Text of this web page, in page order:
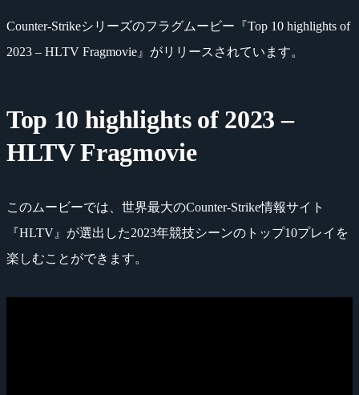
Counter-Strikeシリーズのフラグムービー『Top 10 highlights of
2023 – HLTV Fragmovie』がリリースされています。
Top 10 highlights of 2023 –
HLTV Fragmovie
このムービーでは、世界最大のCounter-Strike情報サイト
『HLTV』が選出した2023年競技シーンのトップ10プレイを
楽しむことができます。